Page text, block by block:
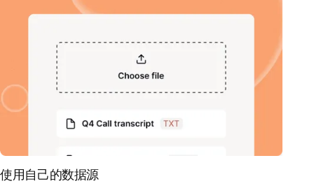
使用自己的数据源